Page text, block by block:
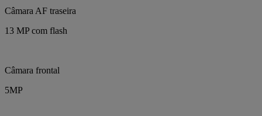
Câmara AF traseira
13 MP com flash
Câmara frontal
5MP